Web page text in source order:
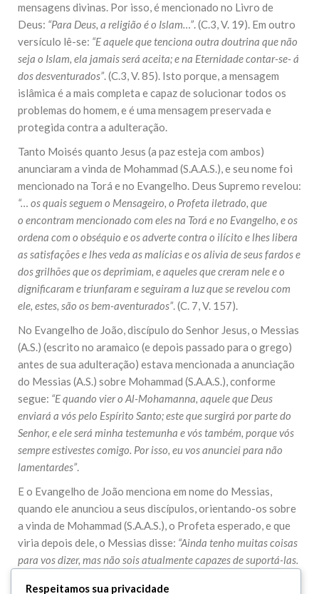
mensagens divinas. Por isso, é mencionado no Livro de
Deus: “Para Deus, a religião é o Islam…”. (C.3, V. 19). Em outro
versículo lê-se: “E aquele que tenciona outra doutrina que não
seja o Islam, ela jamais será aceita; e na Eternidade contar-se- á
dos desventurados”. (C.3, V. 85). Isto porque, a mensagem
islâmica é a mais completa e capaz de solucionar todos os
problemas do homem, e é uma mensagem preservada e
protegida contra a adulteração.
Tanto Moisés quanto Jesus (a paz esteja com ambos)
anunciaram a vinda de Mohammad (S.A.A.S.), e seu nome foi
mencionado na Torá e no Evangelho. Deus Supremo revelou:
“… os quais seguem o Mensageiro, o Profeta iletrado, que
o encontram mencionado com eles na Torá e no Evangelho, e os
ordena com o obséquio e os adverte contra o ilícito e lhes libera
as satisfações e lhes veda as malícias e os alivia de seus fardos e
dos grilhões que os deprimiam, e aqueles que creram nele e o
dignificaram e triunfaram e seguiram a luz que se revelou com
ele, estes, são os bem-aventurados”. (C. 7, V. 157).
No Evangelho de João, discípulo do Senhor Jesus, o Messias
(A.S.) (escrito no aramaico (e depois passado para o grego)
antes de sua adulteração) estava mencionada a anunciação
do Messias (A.S.) sobre Mohammad (S.A.A.S.), conforme
segue: “E quando vier o Al-Mohamanna, aquele que Deus
enviará a vós pelo Espírito Santo; este que surgirá por parte do
Senhor, e ele será minha testemunha e vós também, porque vós
sempre estivestes comigo. Por isso, eu vos anunciei para não
lamentardes”.
E o Evangelho de João menciona em nome do Messias,
quando ele anunciou a seus discípulos, orientando-os sobre
a vinda de Mohammad (S.A.A.S.), o Profeta esperado, e que
viria depois dele, o Messias disse: “Ainda tenho muitas coisas
para vos dizer, mas não sois atualmente capazes de suportá-las.
Respeitamos sua privacidade